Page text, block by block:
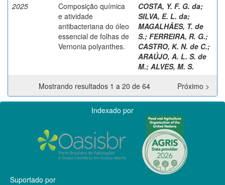
2025
Composição química
e atividade
antibacteriana do óleo
essencial de folhas de
Vernonia polyanthes.
COSTA, Y. F. G. da;
SILVA, E. L. da;
MAGALHÃES, T. de
S.; FERREIRA, R. G.;
CASTRO, K. N. de C.;
ARAÚJO, A. L. S. de
M.; ALVES, M. S.
Mostrando resultados 1 a 20 de 64
Próximo >
Indexado por
Suportado por